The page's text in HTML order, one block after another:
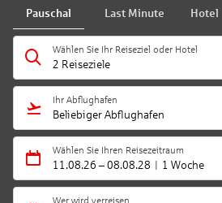
Pauschal Last Minute Hotel
Wählen Sie Ihr Reiseziel oder Hotel
2 Reiseziele
Ihr Abflughafen
Beliebiger Abflughafen
Wählen Sie Ihren Reisezeitraum
11.08.26 – 08.08.28 1 Woche
Wer wird verreisen